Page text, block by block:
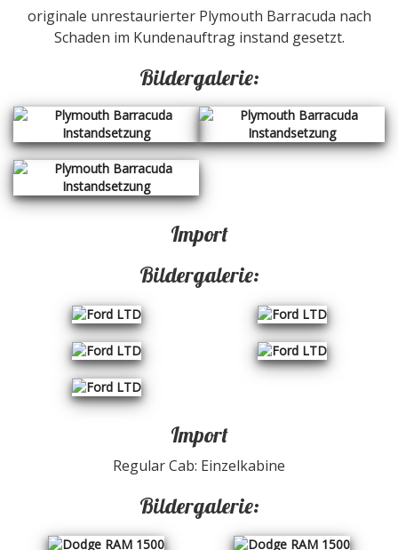
originale unrestaurierter Plymouth Barracuda nach
Schaden im Kundenauftrag instand gesetzt.
Bildergalerie:
Import
Bildergalerie:
Import
Regular Cab: Einzelkabine
Bildergalerie: